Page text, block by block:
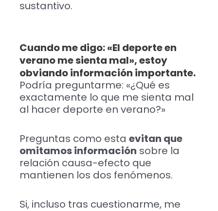
sustantivo.
Cuando me digo: «El deporte en
verano me sienta mal», estoy
obviando información importante.
Podría preguntarme: «¿Qué es
exactamente lo que me sienta mal
al hacer deporte en verano?»
Preguntas como estaevitan que
omitamos información sobre la
relación causa-efecto que
mantienen los dos fenómenos.
Si, incluso tras cuestionarme, me